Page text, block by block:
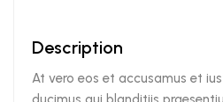
Description
At vero eos et accusamus et